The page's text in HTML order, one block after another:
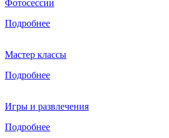
Фотосессии
Подробнее
Мастер классы
Подробнее
Игры и развлечения
Подробнее